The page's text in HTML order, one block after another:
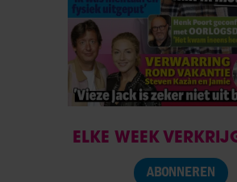
ELKE WEEK
ABONNEREN